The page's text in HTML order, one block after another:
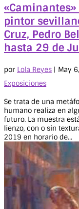
pintor
Cruz, Pedro
hasta 29 de
por Lola Reyes | May
Exposiciones
Se trata de una
humano realiza en
futuro. La muestra
lienzo, con o sin
2019 en horario de...